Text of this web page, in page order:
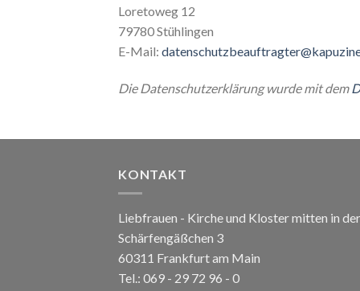
Loretoweg 12
79780 Stühlingen
E-Mail:
Die Datenschutzerklärung wurde mit dem
KONTAKT
Liebfrauen - Kirche und Kloster mitten in
Schärfengäßchen 3
60311 Frankfurt am Main
Tel.: 069 - 29 72 96 - 0